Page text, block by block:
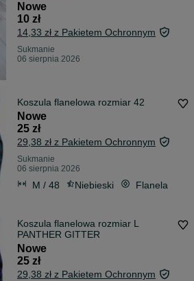
Nowe
10 zł
14,33 zł z Pakietem Ochronnym
Sukmanie
06 sierpnia 2026
Koszula flanelowa rozmiar 42
Nowe
25 zł
29,38 zł z Pakietem Ochronnym
Sukmanie
06 sierpnia 2026
M / 48 Niebieski Flanela
Koszula flanelowa rozmiar L
PANTHER GITTER
Nowe
25 zł
29,38 zł z Pakietem Ochronnym